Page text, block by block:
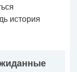
история